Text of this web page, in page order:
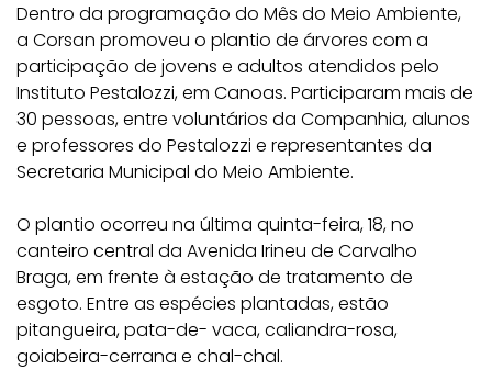
Dentro da programação do Mês do Meio Ambiente,
a Corsan promoveu o plantio de árvores com a
participação de jovens e adultos atendidos pelo
Instituto Pestalozzi, em Canoas. Participaram mais de
30 pessoas, entre voluntários da Companhia, alunos
e professores do Pestalozzi e representantes da
Secretaria Municipal do Meio Ambiente.
O plantio ocorreu na última quinta-feira, 18, no
canteiro central da Avenida Irineu de Carvalho
Braga, em frente à estação de tratamento de
esgoto. Entre as espécies plantadas, estão
pitangueira, pata-de- vaca, caliandra-rosa,
goiabeira-cerrana e chal-chal.